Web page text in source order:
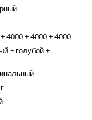
4000 + 4000 + 4000
+ голубой +